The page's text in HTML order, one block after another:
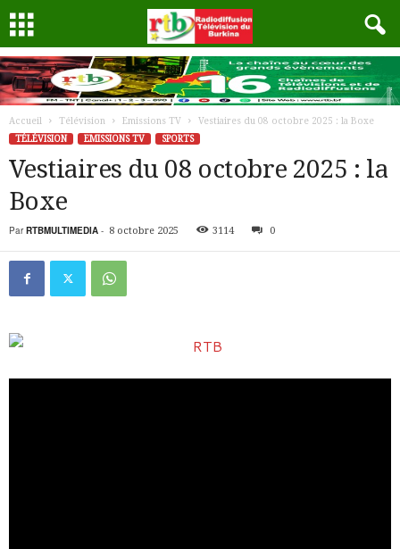
Accueil Télévision Emissions TV
Vestiaires du 08 octobre 2025 : la Boxe
TÉLÉVISION
EMISSIONS TV SPORTS
Vestiaires du 08 octobre 2025 : la
Boxe
Par RTBMULTIMEDIA - 8 octobre 2025 3114 0